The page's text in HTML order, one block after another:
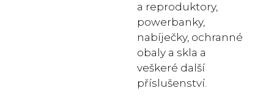
a reproduktory,
powerbanky,
nabíječky, ochranné
obaly a skla a
veškeré další
příslušenství.